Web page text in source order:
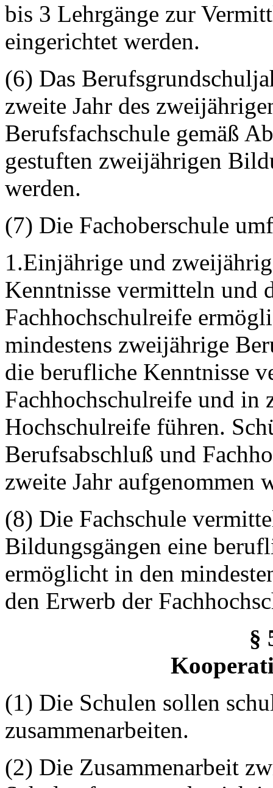
bis 3 Lehrgänge zur
eingerichtet werden.
(6) Das
zweite Jahr des
Berufsfachschule gemäß
gestuften zweijährigen
werden.
(7) Die Fachoberschule
1.Einjährige und
Kenntnisse vermitteln und
Fachhochschulreife
mindestens zweijährige
die berufliche Kenntnisse
Fachhochschulreife und in
Hochschulreife führen.
Berufsabschluß und
zweite Jahr aufgenommen
(8) Die Fachschule
Bildungsgängen eine
ermöglicht in den
den Erwerb der
§
(1) Die Schulen sollen
zusammenarbeiten.
(2) Die Zusammenarbeit